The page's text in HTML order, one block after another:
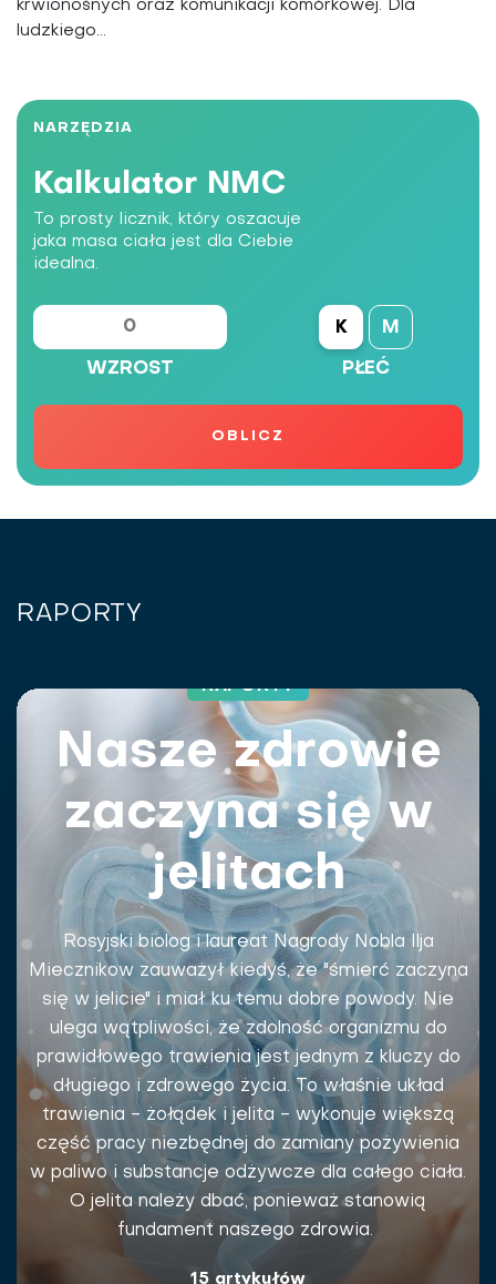
krwionośnych oraz komunikacji komórkowej. Dla
ludzkiego...
NARZĘDZIA
Kalkulator NMC
To prosty licznik, który oszacuje
jaka masa ciała jest dla Ciebie
idealna.
WZROST
K M
PŁEĆ
RAPORTY
RAPORTY
Nasze zdrowie
zaczyna się w
jelitach
Rosyjski biolog i laureat Nagrody Nobla Ilja
Miecznikow zauważył kiedyś, że "śmierć zaczyna
się w jelicie" i miał ku temu dobre powody. Nie
ulega wątpliwości, że zdolność organizmu do
prawidłowego trawienia jest jednym z kluczy do
długiego i zdrowego życia. To właśnie układ
trawienia - żołądek i jelita - wykonuje większą
część pracy niezbędnej do zamiany pożywienia
w paliwo i substancje odżywcze dla całego ciała.
O jelita należy dbać, ponieważ stanowią
fundament naszego zdrowia.
15 artykułów